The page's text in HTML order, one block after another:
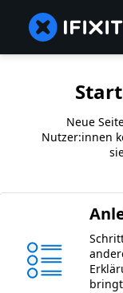
Neue
Nutzer:innen